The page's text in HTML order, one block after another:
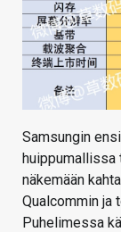
Samsungin
huippumallissa
näkemään
Qualcommin ja
Puhelimessa